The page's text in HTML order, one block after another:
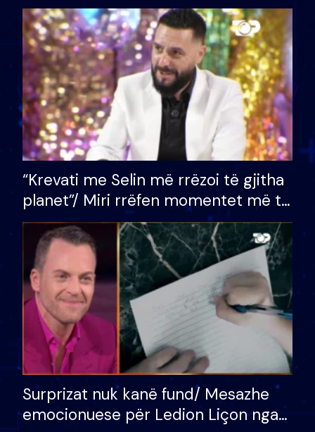
bashkëshorten: S’kemi ndonjë letër
divorci apo jo?
“Krevati me Selin më rrëzoi të gjitha
planet”/ Miri rrëfen momentet më të
bukura në shtëpinë e BB VIP: Do më
mungojë zilja e mëngjesit kur…
Surprizat nuk kanë fund/ Mesazhe
emocionuese për Ledion Liçon nga